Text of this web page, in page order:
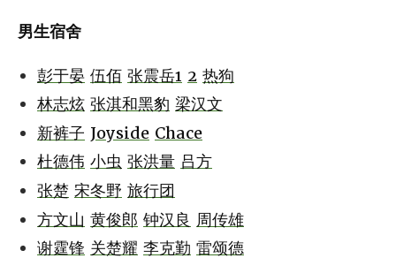
男生宿舍
彭于晏 伍佰 张震岳1 2 热狗
林志炫 张淇和黑豹 梁汉文
新裤子 Joyside Chace
杜德伟 小虫 张洪量 吕方
张楚 宋冬野 旅行团
方文山 黄俊郎 钟汉良 周传雄
谢霆锋 关楚耀 李克勤 雷颂德